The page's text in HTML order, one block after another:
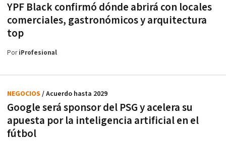
YPF Black confirmó dónde abrirá con locales
comerciales, gastronómicos y arquitectura
top
PoriProfesional
Google será sponsor del PSG y acelera su
apuesta por la inteligencia artificial en el
fútbol
NEGOCIOS / Acuerdo hasta 2029